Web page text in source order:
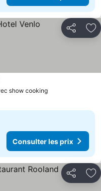
Partager
show cookingConsulter les
Consulter les prix
Partager